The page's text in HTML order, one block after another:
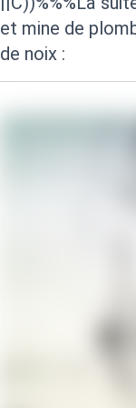
et mine de
de noix :